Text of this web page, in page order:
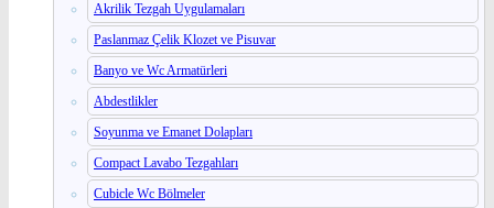
Akrilik Tezgah Uygulamaları
Paslanmaz Çelik Klozet ve Pisuvar
Banyo ve Wc Armatürleri
Abdestlikler
Soyunma ve Emanet Dolapları
Compact Lavabo Tezgahları
Cubicle Wc Bölmeler